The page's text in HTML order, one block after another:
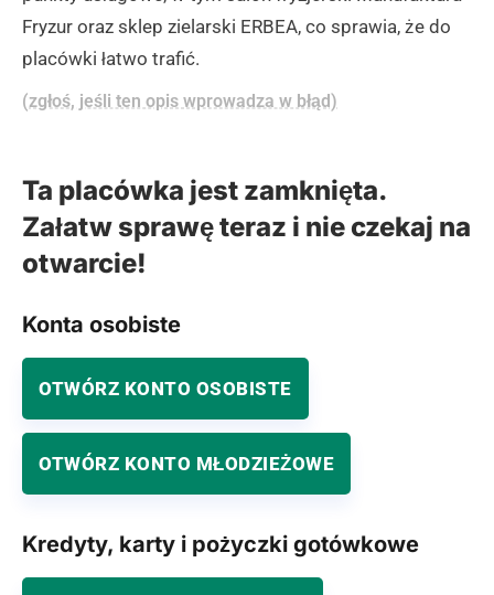
Fryzur oraz sklep zielarski ERBEA, co sprawia, że do
placówki łatwo trafić.
(zgłoś, jeśli ten opis wprowadza w błąd)
Ta placówka jest zamknięta.
Załatw sprawę teraz i nie czekaj na
otwarcie!
Konta osobiste
OTWÓRZ KONTO OSOBISTE
OTWÓRZ KONTO MŁODZIEŻOWE
Kredyty, karty i pożyczki gotówkowe